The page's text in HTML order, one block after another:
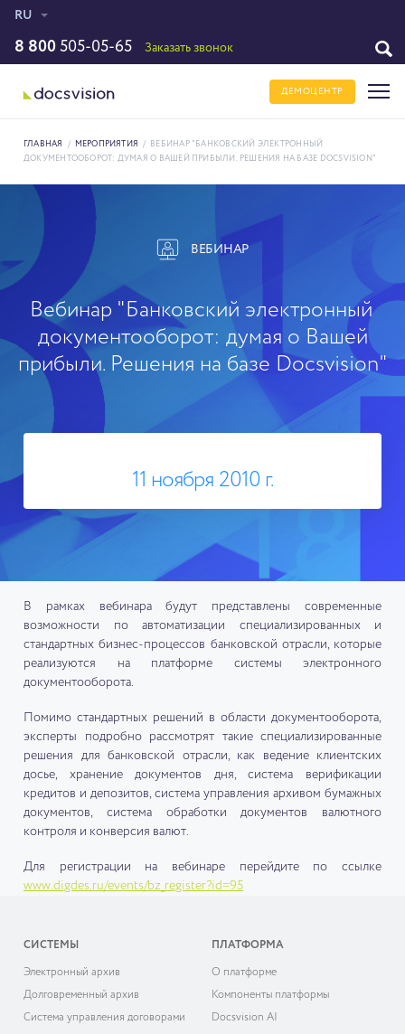
RU
8 800 505-05-65 Заказать звонок
ДЕМОЦЕНТР
ГЛАВНАЯ / МЕРОПРИЯТИЯ /
ВЕБИНАР "БАНКОВСКИЙ ЭЛЕКТРОННЫЙ
ДОКУМЕНТООБОРОТ: ДУМАЯ О ВАШЕЙ ПРИБЫЛИ. РЕШЕНИЯ НА БАЗЕ DOCSVISION"
ВЕБИНАР
Вебинар "Банковский электронный
документооборот: думая о Вашей
прибыли. Решения на базе Docsvision"
11 ноября 2010 г.
В рамках вебинара будут представлены современные
возможности по автоматизации специализированных и
стандартных бизнес-процессов банковской отрасли, которые
реализуются на платформе системы электронного
документооборота.
Помимо стандартных решений в области документооборота,
эксперты подробно рассмотрят такие специализированные
решения для банковской отрасли, как ведение клиентских
досье, хранение документов дня, система верификации
кредитов и депозитов, система управления архивом бумажных
документов, система обработки документов валютного
контроля и конверсия валют.
Для регистрации на вебинаре перейдите по ссылке
www.digdes.ru/events/bz_register?id=95
СИСТЕМЫ
Электронный архив
Долговременный архив
Система управления договорами
ПЛАТФОРМА
О платформе
Компоненты платформы
Docsvision AI